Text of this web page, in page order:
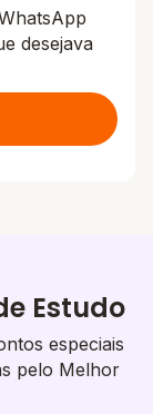
desejava
Estudo
especiais
pelo Melhor